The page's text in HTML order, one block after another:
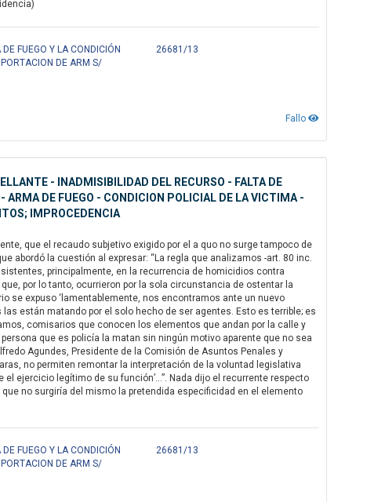
FUEGO Y LA CONDICIÓN
DE ARM S/
26681/13
Fallo
- INADMISIBILIDAD DEL RECURSO - FALTA DE
ARMA DE FUEGO - CONDICION POLICIAL DE LA VICTIMA -
IMPROCEDENCIA
que el recaudo subjetivo exigido por el a quo no surge tampoco de
abordó la cuestión al expresar: “La regla que analizamos -art. 80 inc.
principalmente, en la recurrencia de homicidios contra
por lo tanto, ocurrieron por la sola circunstancia de ostentar la
se expuso ‘lamentablemente, nos encontramos ante un nuevo
están matando por el solo hecho de ser agentes. Esto es terrible; es
comisarios que conocen los elementos que andan por la calle y
que es policía la matan sin ningún motivo aparente que no sea
Agundes, Presidente de la Comisión de Asuntos Penales y
no permiten remontar la interpretación de la voluntad legislativa
ejercicio legítimo de su función’…”. Nada dijo el recurrente respecto
no surgiría del mismo la pretendida especificidad en el elemento
FUEGO Y LA CONDICIÓN
DE ARM S/
26681/13